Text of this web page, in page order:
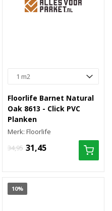
Floorlife Barnet Natural
Oak 8613 - Click PVC
Planken
Merk: Floorlife
34,95 31,45
10%